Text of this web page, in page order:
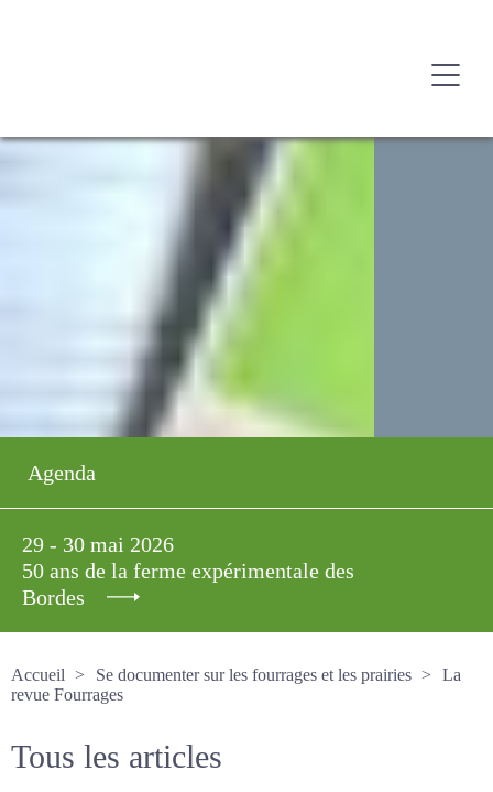
Agenda
29 - 30 mai 2026
50 ans de la ferme expérimentale des
Bordes
Accueil
Se documenter sur les fourrages et les prairies
La revue Fourrages
Tous les articles